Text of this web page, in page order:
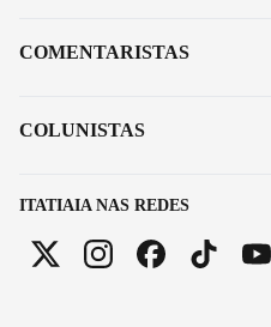
ITATIAIA NAS REDES
COMENTARISTAS
COLUNISTAS